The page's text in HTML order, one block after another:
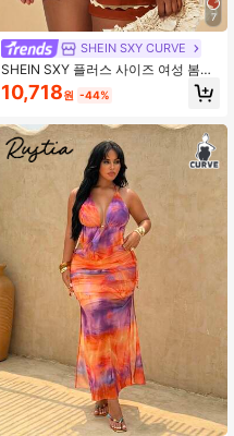
7
SHEIN SXY CURVE
SHEIN SXY 플러스 사이즈 여성 봄&
여름 우아한 섹시 홀리데이 프린트 비
치 세트 반팔 셔츠와 신축성 허리 반바
해변 휴가, 휴일, 해변, 서부 복장, 음악
축제, 콘서트, 카니발 파티, 풍부한 레
이어드, 데이트 나이트, 이비자, 내슈
빌, 휴식, 겸손, 시크, 클럽, 귀여운, 캐
주얼, 쇼핑, 스트리트웨어, 외출, 매치
하기 쉽고 슬림해 보이는, 몸매 강조,
몸매를 돋보이게 하는
10,718원 -44%